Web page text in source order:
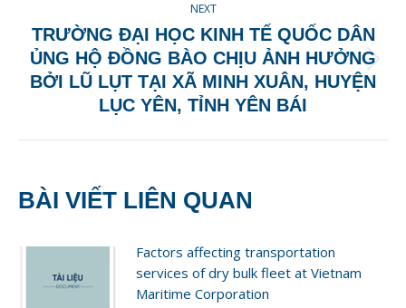
NEXT
Next
post:
TRƯỜNG ĐẠI HỌC KINH TẾ QUỐC DÂN
ỦNG HỘ ĐỒNG BÀO CHỊU ẢNH HƯỞNG
BỞI LŨ LỤT TẠI XÃ MINH XUÂN, HUYỆN
LỤC YÊN, TỈNH YÊN BÁI
BÀI VIẾT LIÊN QUAN
Factors affecting transportation
services of dry bulk fleet at Vietnam
Maritime Corporation